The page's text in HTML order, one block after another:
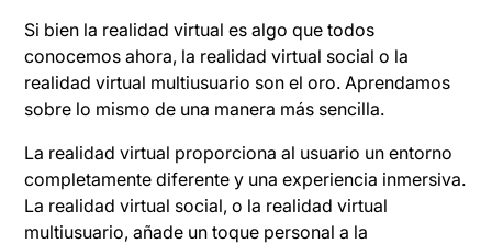
Si bien la realidad virtual es algo que todos
conocemos ahora, la realidad virtual social o la
realidad virtual multiusuario son el oro. Aprendamos
sobre lo mismo de una manera más sencilla.
La realidad virtual proporciona al usuario un entorno
completamente diferente y una experiencia inmersiva.
La realidad virtual social, o la realidad virtual
multiusuario, añade un toque personal a la